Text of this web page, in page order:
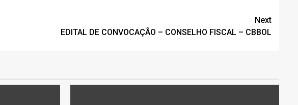
Next
EDITAL DE CONVOCAÇÃO – CONSELHO FISCAL – CBBOL